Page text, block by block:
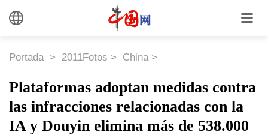
Portada > 2011Fotos > China >
Plataformas adoptan medidas contra
las infracciones relacionadas con la
IA y Douyin elimina más de 538.000